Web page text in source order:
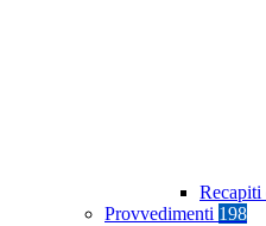
Recapiti
Provvedimenti 198